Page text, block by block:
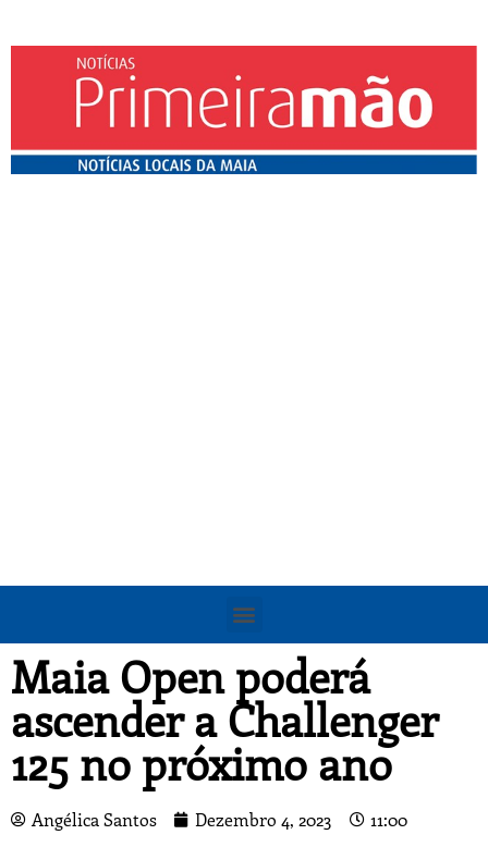
Maia Open poderá
ascender a Challenger
125 no próximo ano
Angélica Santos Dezembro 4, 2023 11:00